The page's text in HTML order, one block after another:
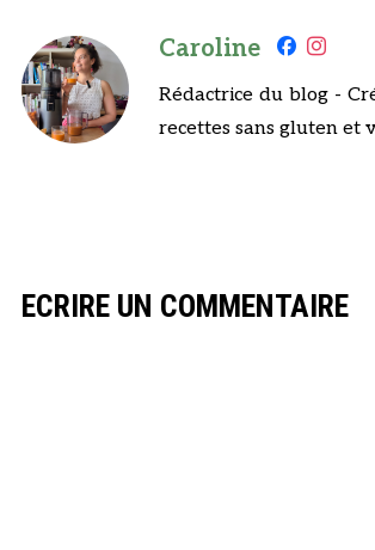
Caroline
Rédactrice du blog -
recettes sans gluten et
ECRIRE UN COMMENTAIRE